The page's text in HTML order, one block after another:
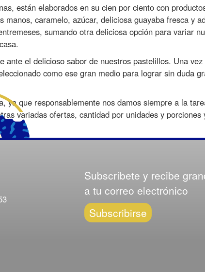
están elaborados en su cien por ciento con
caramelo, azúcar, deliciosa guayaba fresca y
sumando otra deliciosa opción para variar
el delicioso sabor de nuestros pastelillos. Una
como ese gran medio para lograr sin duda
ya que responsablemente nos damos siempre a la
variadas ofertas, cantidad por unidades y porciones
Subscríbete y recibe
a tu correo electrónico
Subscribirse